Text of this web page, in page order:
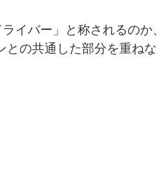
イバー」と称されるのか、
との共通した部分を重ねな